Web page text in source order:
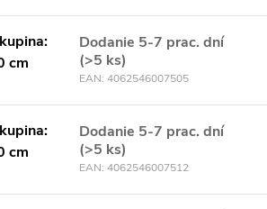
cm
Dodanie 5-7 prac. dní
(>5 ks)
EAN: 4062546007505
cm
Dodanie 5-7 prac. dní
(>5 ks)
EAN: 4062546007512